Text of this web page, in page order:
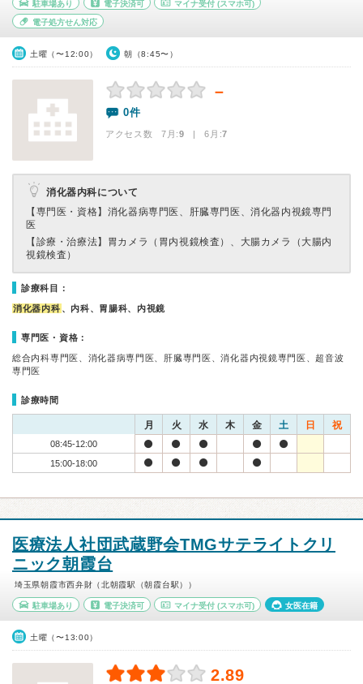
駐車場あり 電子決済可 マイナ受付 (スマホ可)
電子処方せん対応
土曜（〜12:00） 朝（8:45〜）
－
0件
アクセス数 7月:9 | 6月:7
消化器内科について
【専門医・資格】 消化器病専門医、肝臓専門医、消化器内視鏡専門
医
【診療・治療法】 胃カメラ（胃内視鏡検査）、大腸カメラ（大腸内
視鏡検査）
診療科目：
消化器内科 、内科、胃腸科、内視鏡
専門医・資格：
総合内科専門医、消化器病専門医、肝臓専門医、消化器内視鏡専門医、超音波
専門医
診療時間
月 火 水 木 金 土 日 祝
08:45-12:00
15:00-18:00
医療法人社団武蔵野会TMGサテライトクリ
ニック朝霞台
埼玉県朝霞市西弁財（北朝霞駅（朝霞台駅））
駐車場あり 電子決済可 マイナ受付 (スマホ可) 女医在籍
土曜（〜13:00）
2.89